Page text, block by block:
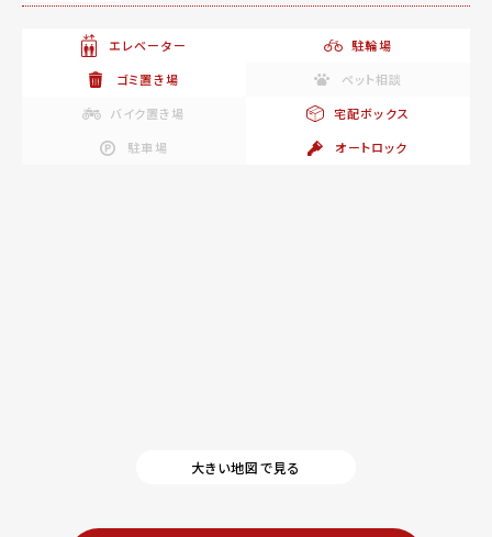
エレベーター
駐輪場
ゴミ置き場
ペット相談
バイク置き場
宅配ボックス
駐車場
オートロック
大きい地図で見る